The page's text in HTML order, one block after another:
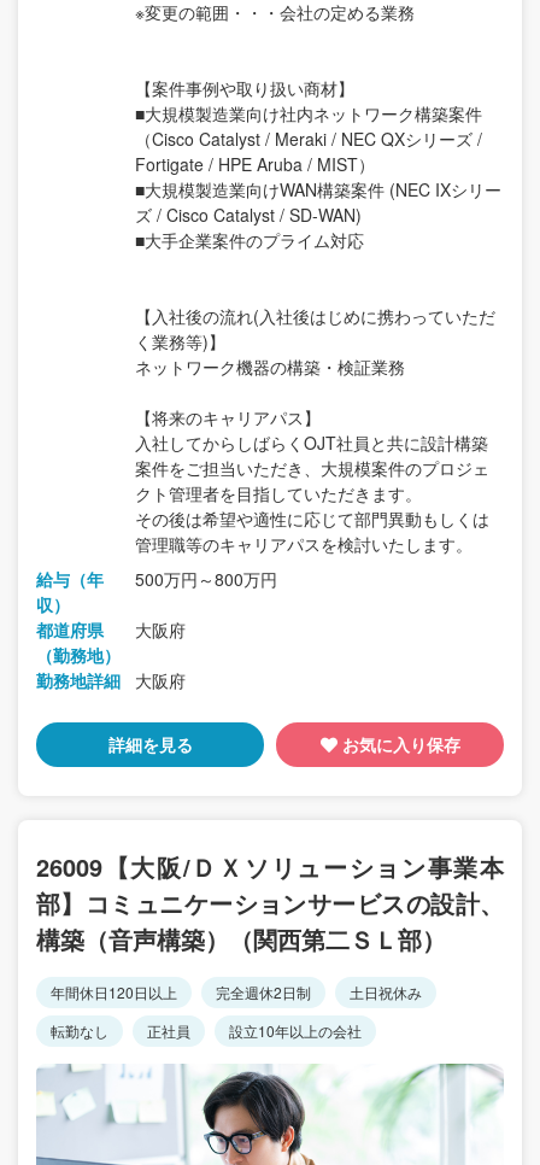
※変更の範囲・・・会社の定める業務
【案件事例や取り扱い商材】
■大規模製造業向け社内ネットワーク構築案件
（Cisco Catalyst / Meraki / NEC QXシリーズ /
Fortigate / HPE Aruba / MIST）
■大規模製造業向けWAN構築案件 (NEC IXシリー
ズ / Cisco Catalyst / SD-WAN)
■大手企業案件のプライム対応
【入社後の流れ(入社後はじめに携わっていただ
く業務等)】
ネットワーク機器の構築・検証業務
【将来のキャリアパス】
入社してからしばらくOJT社員と共に設計構築
案件をご担当いただき、大規模案件のプロジェ
クト管理者を目指していただきます。
その後は希望や適性に応じて部門異動もしくは
管理職等のキャリアパスを検討いたします。
給与（年
収）
500万円～800万円
都道府県
（勤務地）
大阪府
勤務地詳細 大阪府
詳細を見る お気に入り保存
26009【大阪/ＤＸソリューション事業本
部】コミュニケーションサービスの設計、
構築（音声構築）（関西第二ＳＬ部）
年間休日120日以上 完全週休2日制
土日祝休み
転勤なし
正社員 設立10年以上の会社